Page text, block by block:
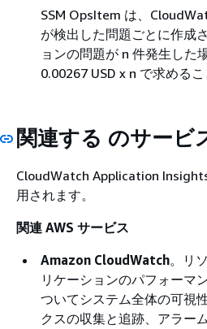
SSM OpsItem は、
が検出した問題ごとに作成
ョンの問題が n 件発生した
0.00267 USD x n で求めるこ
関連する のサービ
CloudWatch Application
用されます。
関連 AWS サービス
Amazon CloudWatch。リ
リケーションのパフォーマ
ついてシステム全体の可視
クスの収集と追跡、アラー